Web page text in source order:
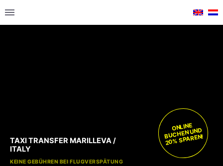
KOSTENLOSE KINDERSITZE
KEINE GEBÜHREN BEI FLUGVERSPÄTUNG
TAXI TRANSFER MARILLEVA /
ITALY
ONLINE
BUCHEN UND
20% SPAREN!